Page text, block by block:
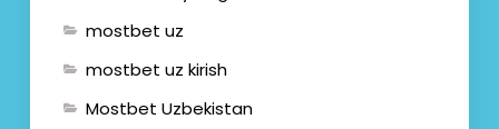
mostbet uz
mostbet uz kirish
Mostbet Uzbekistan